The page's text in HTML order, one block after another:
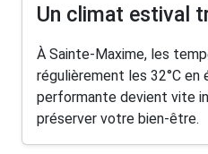
Un climat estival
À Sainte-Maxime, les
régulièrement les 32°C
performante devient vite
préserver votre bien-être.